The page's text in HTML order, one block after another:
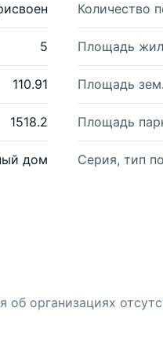
Количество
5 Площадь
110.91 Площадь
1518.2 Площадь
дом Серия, тип
об организациях